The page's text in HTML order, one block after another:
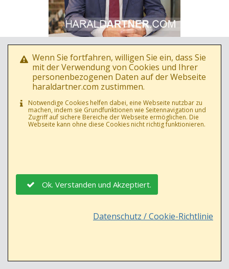
02.10.2017 19
LANDESHAUPTMANN OBERöSTERREICH THOMAS STELZER @ WIEN
Wenn Sie fortfahren, willigen Sie ein, dass Sie
mit der Verwendung von Cookies und Ihrer
personenbezogenen Daten auf der Webseite
haraldartner.com zustimmen.
Notwendige Cookies helfen dabei, eine Webseite nutzbar zu
machen, indem sie Grundfunktionen wie Seitennavigation und
Zugriff auf sichere Bereiche der Webseite ermöglichen. Die
Webseite kann ohne diese Cookies nicht richtig funktionieren.
Ok. Verstanden und Akzeptiert.
Datenschutz / Cookie-Richtlinie